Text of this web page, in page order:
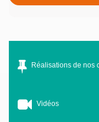
Réalisations de nos
Vidéos